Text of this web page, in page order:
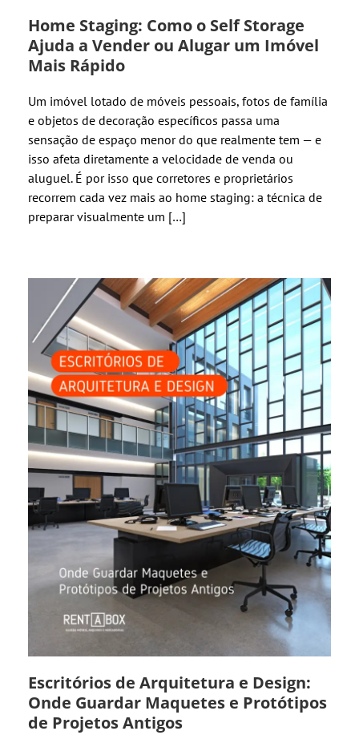
Home Staging: Como o Self Storage
Ajuda a Vender ou Alugar um Imóvel
Mais Rápido
Um imóvel lotado de móveis pessoais, fotos de família
e objetos de decoração específicos passa uma
sensação de espaço menor do que realmente tem — e
isso afeta diretamente a velocidade de venda ou
aluguel. É por isso que corretores e proprietários
recorrem cada vez mais ao home staging: a técnica de
preparar visualmente um […]
Escritórios de Arquitetura e Design:
Onde Guardar Maquetes e Protótipos
de Projetos Antigos